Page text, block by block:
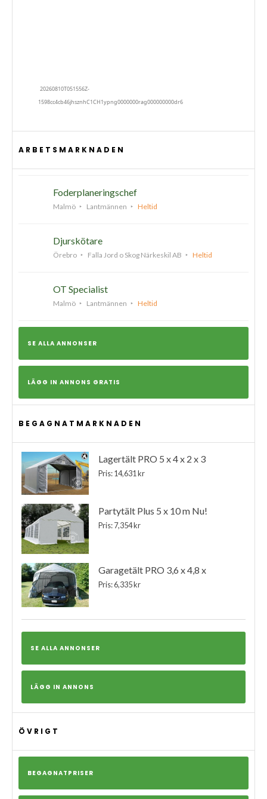
ARBETSMARKNADEN
Foderplaneringschef
Malmö Lantmännen Heltid
Djurskötare
Örebro Falla Jord o Skog Närkeskil AB Heltid
OT Specialist
Malmö Lantmännen Heltid
SE ALLA ANNONSER
LÄGG IN ANNONS GRATIS
BEGAGNATMARKNADEN
Lagertält PRO 5 x 4 x 2 x 3
Pris: 14,631 kr
Partytält Plus 5 x 10 m Nu!
Pris: 7,354 kr
Garagetält PRO 3,6 x 4,8 x
Pris: 6,335 kr
SE ALLA ANNONSER
LÄGG IN ANNONS
ÖVRIGT
BEGAGNATPRISER